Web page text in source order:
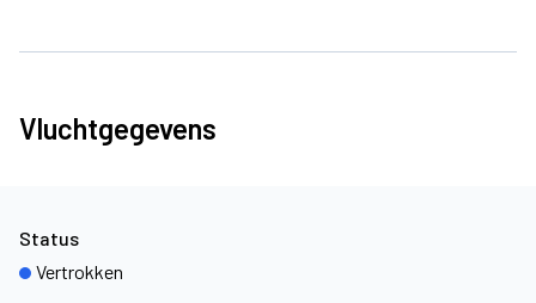
Vluchtgegevens
Status
Vertrokken